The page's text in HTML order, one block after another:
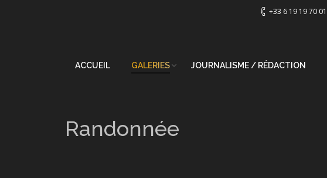
+33 6 19 19 70 01
ACCUEIL GALERIES JOURNALISME / RÉDACTION
Randonnée